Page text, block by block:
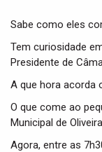
Sabe como eles
Tem curiosidade
Presidente de
A que hora acorda
O que come ao
Municipal de
Agora, entre as